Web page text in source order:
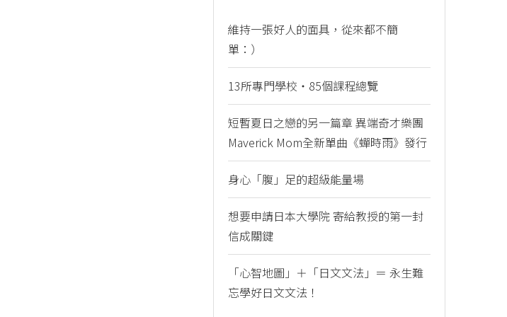
維持一張好人的面具，從來都不簡
單：）
13所專門學校・85個課程總覽
短暫夏日之戀的另一篇章 異端奇才樂團
Maverick Mom全新單曲《蟬時雨》發行
身心「腹」足的超級能量場
想要申請日本大學院 寄給教授的第一封
信成關鍵
「心智地圖」＋「日文文法」＝ 永生難
忘學好日文文法！